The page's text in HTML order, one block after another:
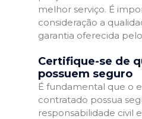
melhor serviço. É
consideração a
garantia oferecida
Certifique-se de
possuem seguro
É fundamental que o
contratado possua
responsabilidade civil